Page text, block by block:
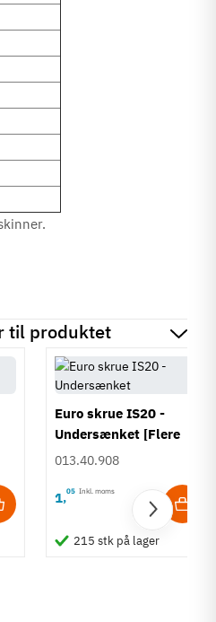
til produktet
Euro skrue IS20 -
Undersænket [Flere
længder]
013.40.908
1,05 Inkl. moms
215 stk på lager